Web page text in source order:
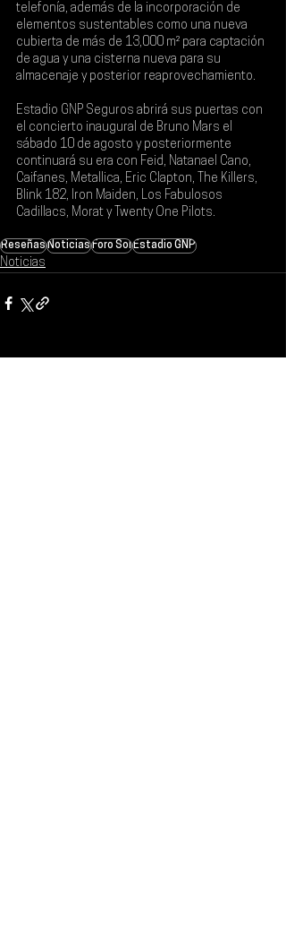
telefonía, además de la incorporación de
elementos sustentables como una nueva
cubierta de más de 13,000 m² para captación
de agua y una cisterna nueva para su
almacenaje y posterior reaprovechamiento.
Estadio GNP Seguros abrirá sus puertas con
el concierto inaugural de Bruno Mars el
sábado 10 de agosto y posteriormente
continuará su era con Feid, Natanael Cano,
Caifanes, Metallica, Eric Clapton, The Killers,
Blink 182, Iron Maiden, Los Fabulosos
Cadillacs, Morat y Twenty One Pilots.
ReseñasNoticiasForo SolEstadio GNP
Noticias